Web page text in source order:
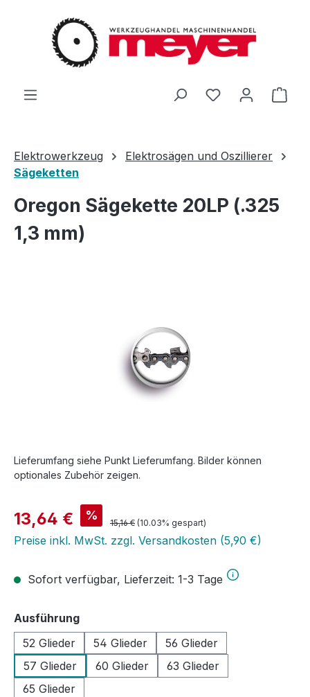
Zum Hauptinhalt springen
Du hast 0
Elektrowerkzeug
Elektrosägen und Oszillierer
Sägeketten
Oregon Sägekette 20LP (.325
1,3 mm)
Lieferumfang siehe Punkt Lieferumfang. Bilder können
optionales Zubehör zeigen.
Verkaufspreis:
13,64 € % Regulärer Preis:
15,16 € (10.03% gespart)
Preise inkl. MwSt. zzgl. Versandkosten (5,90 €)
Sofort verfügbar, Lieferzeit: 1-3 Tage
Ausführungauswählen
52 Glieder
54 Glieder
56 Glieder
57 Glieder
60 Glieder
63 Glieder
65 Glieder